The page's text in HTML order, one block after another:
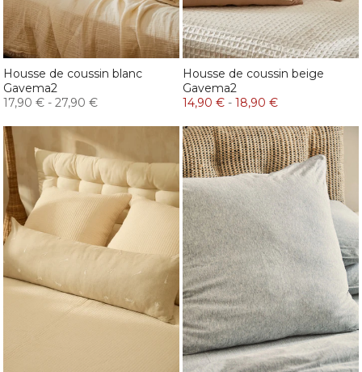
Housse de coussin blanc
Gavema2
17,90 € - 27,90 €
Housse de coussin beige
Gavema2
14,90 € - 18,90 €